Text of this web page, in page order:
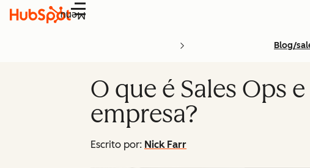
Menu
Blog/
O que é Sales Ops
empresa?
Escrito por: Nick Farr